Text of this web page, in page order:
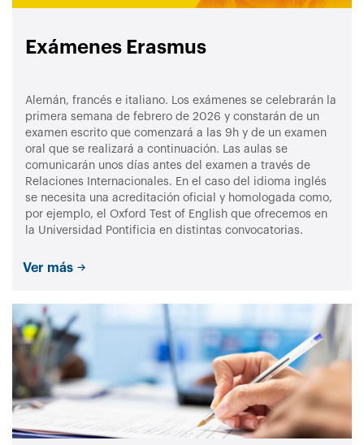
Exámenes Erasmus
Alemán, francés e italiano. Los exámenes se celebrarán la
primera semana de febrero de 2026 y constarán de un
examen escrito que comenzará a las 9h y de un examen
oral que se realizará a continuación. Las aulas se
comunicarán unos días antes del examen a través de
Relaciones Internacionales. En el caso del idioma inglés
se necesita una acreditación oficial y homologada como,
por ejemplo, el Oxford Test of English que ofrecemos en
la Universidad Pontificia en distintas convocatorias.
Ver más